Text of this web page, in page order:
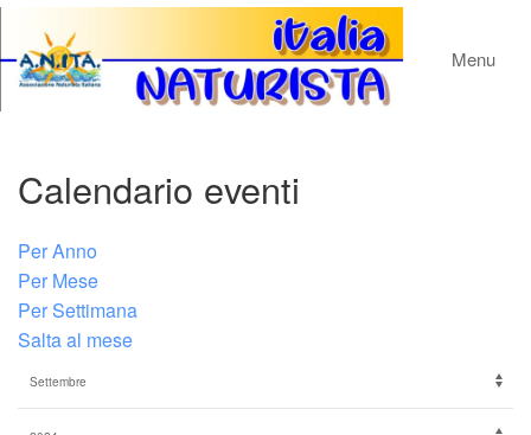
Menu
Calendario eventi
Per Anno
Per Mese
Per Settimana
Salta al mese